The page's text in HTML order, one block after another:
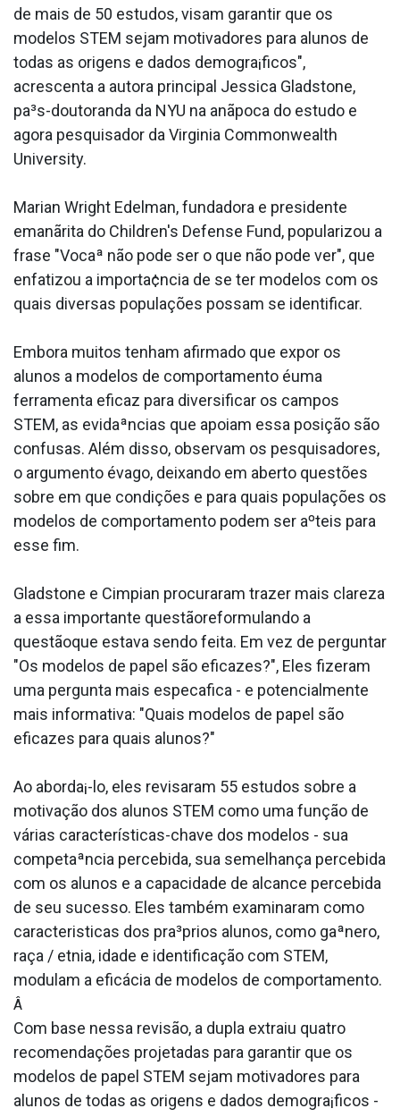
de mais de 50 estudos, visam garantir que os
modelos STEM sejam motivadores para alunos de
todas as origens e dados demogra¡ficos",
acrescenta a autora principal Jessica Gladstone,
pa³s-doutoranda da NYU na anãpoca do estudo e
agora pesquisador da Virginia Commonwealth
University.
Marian Wright Edelman, fundadora e presidente
emanãrita do Children's Defense Fund, popularizou a
frase "Vocaª não pode ser o que não pode ver", que
enfatizou a importa¢ncia de se ter modelos com os
quais diversas populações possam se identificar.
Embora muitos tenham afirmado que expor os
alunos a modelos de comportamento éuma
ferramenta eficaz para diversificar os campos
STEM, as evidaªncias que apoiam essa posição são
confusas. Além disso, observam os pesquisadores,
o argumento évago, deixando em aberto questões
sobre em que condições e para quais populações os
modelos de comportamento podem ser aºteis para
esse fim.
Gladstone e Cimpian procuraram trazer mais clareza
a essa importante questãoreformulando a
questãoque estava sendo feita. Em vez de perguntar
"Os modelos de papel são eficazes?", Eles fizeram
uma pergunta mais especa­fica - e potencialmente
mais informativa: "Quais modelos de papel são
eficazes para quais alunos?"
Ao aborda¡-lo, eles revisaram 55 estudos sobre a
motivação dos alunos STEM como uma função de
várias caracterí­sticas-chave dos modelos - sua
competaªncia percebida, sua semelhança percebida
com os alunos e a capacidade de alcance percebida
de seu sucesso. Eles também examinaram como
caracteri­sticas dos pra³prios alunos, como gaªnero,
raça / etnia, idade e identificação com STEM,
modulam a eficácia de modelos de comportamento.
Â
Com base nessa revisão, a dupla extraiu quatro
recomendações projetadas para garantir que os
modelos de papel STEM sejam motivadores para
alunos de todas as origens e dados demogra¡ficos -